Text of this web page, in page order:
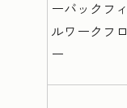
ーバックフィ
ルワークフロ
ー